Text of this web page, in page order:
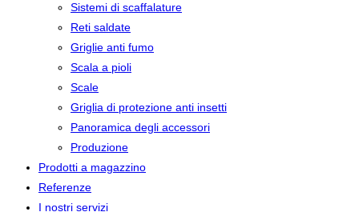
Sistemi di scaffalature
Reti saldate
Griglie anti fumo
Scala a pioli
Scale
Griglia di protezione anti insetti
Panoramica degli accessori
Produzione
Prodotti a magazzino
Referenze
I nostri servizi